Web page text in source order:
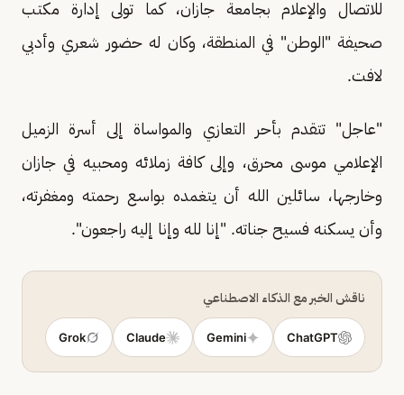
للاتصال والإعلام بجامعة جازان، كما تولى إدارة مكتب
صحيفة "الوطن" في المنطقة، وكان له حضور شعري وأدبي
لافت.
"عاجل" تتقدم بأحر التعازي والمواساة إلى أسرة الزميل
الإعلامي موسى محرق، وإلى كافة زملائه ومحبيه في جازان
وخارجها، سائلين الله أن يتغمده بواسع رحمته ومغفرته،
وأن يسكنه فسيح جناته. "إنا لله وإنا إليه راجعون".
ناقش الخبر مع الذكاء الاصطناعي
ChatGPT
Gemini
Claude
Grok